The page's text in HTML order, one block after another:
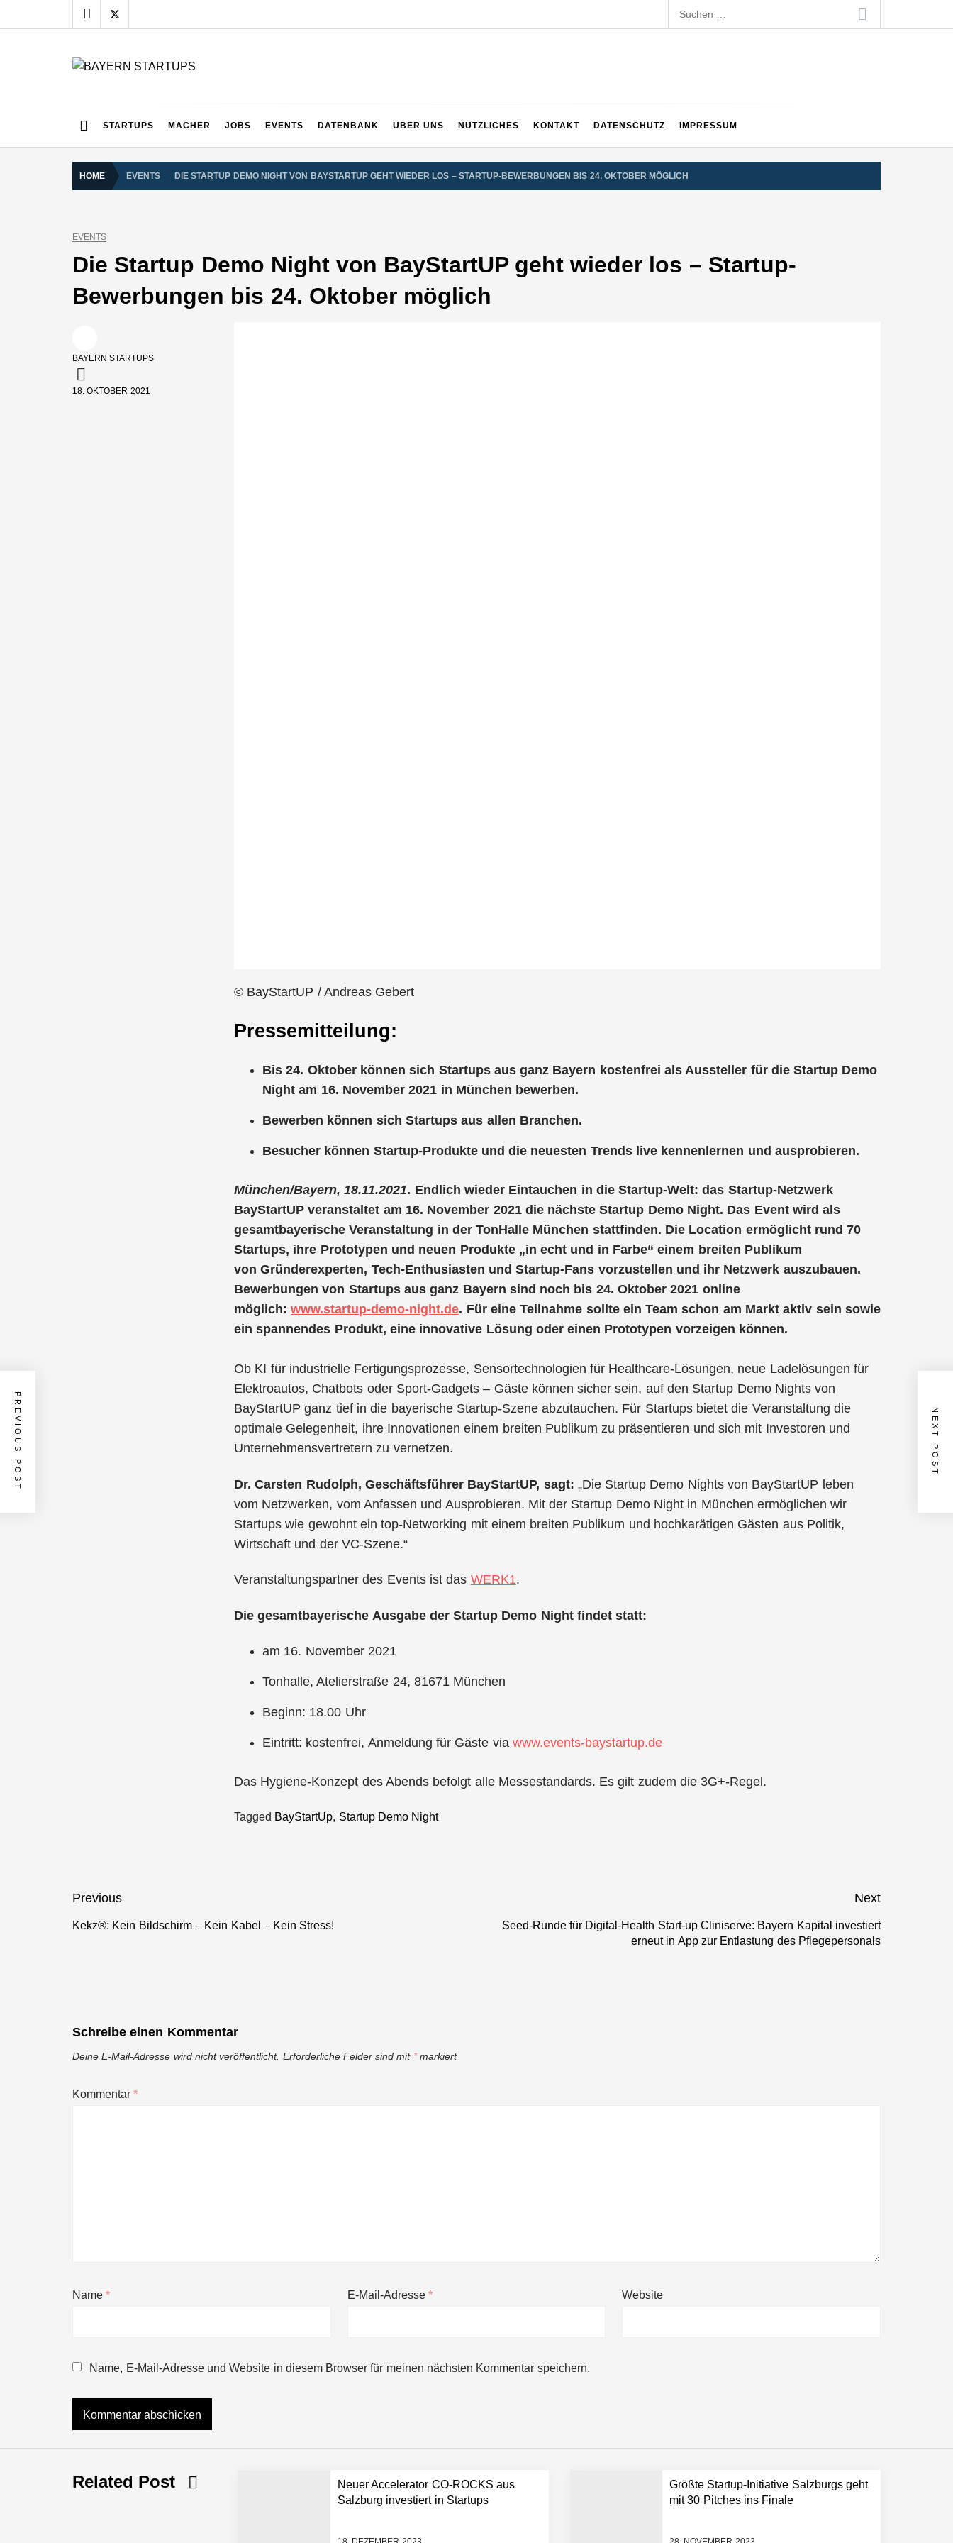
to
Suchen
nach:
STARTUPS MACHER JOBS EVENTS DATENBANK ÜBER UNS NÜTZLICHES KONTAKT DATENSCHUTZ IMPRESSUM
HOME EVENTS DIE STARTUP DEMO NIGHT VON BAYSTARTUP GEHT WIEDER LOS – STARTUP-BEWERBUNGEN BIS 24. OKTOBER MÖGLICH
EVENTS
Die Startup Demo Night von BayStartUP geht wieder los – Startup-
Bewerbungen bis 24. Oktober möglich
BAYERN STARTUPS
18. OKTOBER 2021
© BayStartUP / Andreas Gebert
Pressemitteilung:
Bis 24. Oktober können sich Startups aus ganz Bayern kostenfrei als Aussteller für die Startup Demo
Night am 16. November 2021 in München bewerben.
Bewerben können sich Startups aus allen Branchen.
Besucher können Startup-Produkte und die neuesten Trends live kennenlernen und ausprobieren.
München/Bayern, 18.11.2021. Endlich wieder Eintauchen in die Startup-Welt: das Startup-Netzwerk
BayStartUP veranstaltet am 16. November 2021 die nächste Startup Demo Night. Das Event wird als
gesamtbayerische Veranstaltung in der TonHalle München stattfinden. Die Location ermöglicht rund 70
Startups, ihre Prototypen und neuen Produkte „in echt und in Farbe“ einem breiten Publikum
von Gründerexperten, Tech-Enthusiasten und Startup-Fans vorzustellen und ihr Netzwerk auszubauen.
Bewerbungen von Startups aus ganz Bayern sind noch bis 24. Oktober 2021 online
möglich:www.startup-demo-night.de. Für eine Teilnahme sollte ein Team schon am Markt aktiv sein sowie
ein spannendes Produkt, eine innovative Lösung oder einen Prototypen vorzeigen können.
Ob KI für industrielle Fertigungsprozesse, Sensortechnologien für Healthcare-Lösungen, neue Ladelösungen für
Elektroautos, Chatbots oder Sport-Gadgets – Gäste können sicher sein, auf den Startup Demo Nights von
BayStartUP ganz tief in die bayerische Startup-Szene abzutauchen. Für Startups bietet die Veranstaltung die
optimale Gelegenheit, ihre Innovationen einem breiten Publikum zu präsentieren und sich mit Investoren und
Unternehmens­vertretern zu vernetzen.
Dr. Carsten Rudolph, Geschäftsführer BayStartUP, sagt: „Die Startup Demo Nights von BayStartUP leben
vom Netzwerken, vom Anfassen und Ausprobieren. Mit der Startup Demo Night in München ermöglichen wir
Startups wie gewohnt ein top-Networking mit einem breiten Publikum und hochkarätigen Gästen aus Politik,
Wirtschaft und der VC-Szene.“
Veranstaltungspartner des Events ist das WERK1.
Die gesamtbayerische Ausgabe der Startup Demo Night findet statt:
am 16. November 2021
Tonhalle, Atelierstraße 24, 81671 München
Beginn: 18.00 Uhr
Eintritt: kostenfrei, Anmeldung für Gäste via www.events-baystartup.de
Das Hygiene-Konzept des Abends befolgt alle Messestandards. Es gilt zudem die 3G+-Regel.
Tagged BayStartUp, Startup Demo Night
Beitragsnavigation
Previous
Previous
Kekz®: Kein Bildschirm – Kein Kabel – Kein Stress!
Next
Next
post:
Seed-Runde für Digital-Health Start-up Cliniserve: Bayern Kapital investiert
erneut in App zur Entlastung des Pflegepersonals
PREVIOUS POST NEXT POST
Schreibe einen Kommentar
Deine E-Mail-Adresse wird nicht veröffentlicht. Erforderliche Felder sind mit *markiert
Kommentar*
Name* E-Mail-Adresse * Website
Name, E-Mail-Adresse und Website in diesem Browser für meinen nächsten Kommentar speichern.
Related Post
Neuer Accelerator CO-ROCKS aus
Salzburg investiert in Startups
Größte Startup-Initiative Salzburgs geht
mit 30 Pitches ins Finale
Tobias Klug von nuuEnergy ganz persönlich